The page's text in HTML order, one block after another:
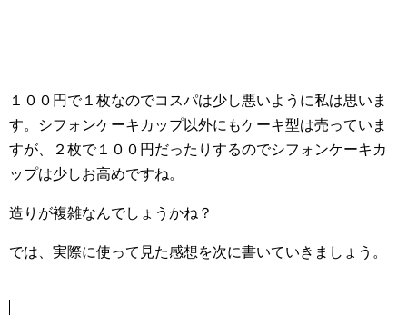
１００円で１枚なのでコスパは少し悪いように私は思いま
す。シフォンケーキカップ以外にもケーキ型は売っていま
すが、２枚で１００円だったりするのでシフォンケーキカ
ップは少しお高めですね。
造りが複雑なんでしょうかね？
では、実際に使って見た感想を次に書いていきましょう。